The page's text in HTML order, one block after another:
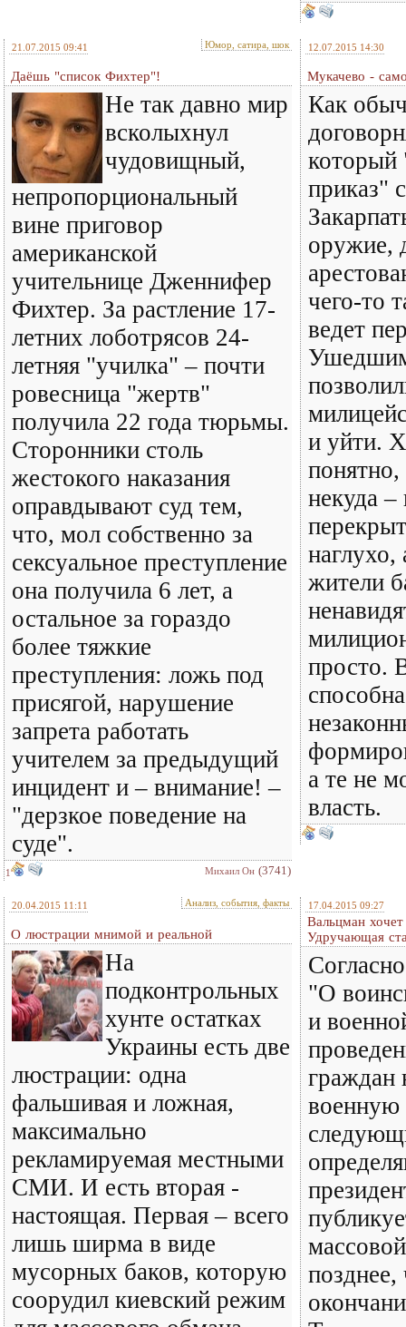
21.07.2015 09:41 Юмор, сатира, шок
Даёшь "список Фихтер"!
Не так давно мир
всколыхнул
чудовищный,
непропорциональный
вине приговор
американской
учительнице Дженнифер
Фихтер. За растление 17-
летних лоботрясов 24-
летняя "училка" – почти
ровесница "жертв"
получила 22 года тюрьмы.
Сторонники столь
жестокого наказания
оправдывают суд тем,
что, мол собственно за
сексуальное преступление
она получила 6 лет, а
остальное за гораздо
более тяжкие
преступления: ложь под
присягой, нарушение
запрета работать
учителем за предыдущий
инцидент и – внимание! –
"дерзкое поведение на
суде".
1 Михаил Он (3741)
12.07.2015 14:30
Мукачево -
Как
который
приказ"
оружие,
чего-то
ведет
и уйти.
некуда –
наглухо,
жители
просто.
а те не
власть.
20.04.2015 11:11 Анализ, события, факты
О люстрации мнимой и реальной
На
подконтрольных
хунте остатках
Украины есть две
люстрации: одна
фальшивая и ложная,
максимально
рекламируемая местными
СМИ. И есть вторая -
настоящая. Первая – всего
лишь ширма в виде
мусорных баков, которую
соорудил киевский режим
17.04.2015 09:27
Вальцман
Удручающая
"О
и
граждан
военную
позднее,